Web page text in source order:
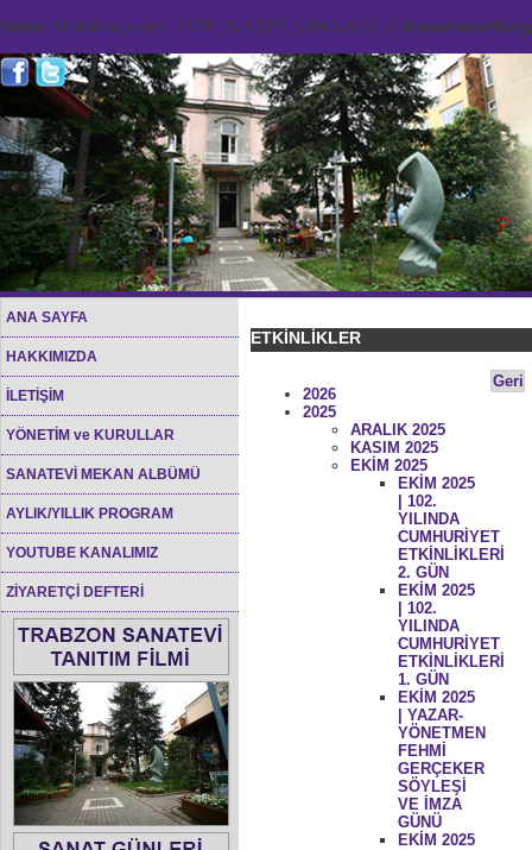
Notice: Undefined index: HTTP_ACCEPT_LANGUAGE in /home/
ANA SAYFA
HAKKIMIZDA
İLETİŞİM
YÖNETİM ve KURULLAR
SANATEVİ MEKAN ALBÜMÜ
AYLIK/YILLIK PROGRAM
YOUTUBE KANALIMIZ
ZİYARETÇİ DEFTERİ
ETKİNLİKLER
Geri
2026
2025
ARALIK 2025
KASIM 2025
EKİM 2025
EKİM 2025
| 102.
YILINDA
CUMHURİYET
ETKİNLİKLERİ
2. GÜN
EKİM 2025
| 102.
YILINDA
CUMHURİYET
ETKİNLİKLERİ
1. GÜN
EKİM 2025
| YAZAR-
YÖNETMEN
FEHMİ
GERÇEKER
SÖYLEŞİ
VE İMZA
GÜNÜ
EKİM 2025